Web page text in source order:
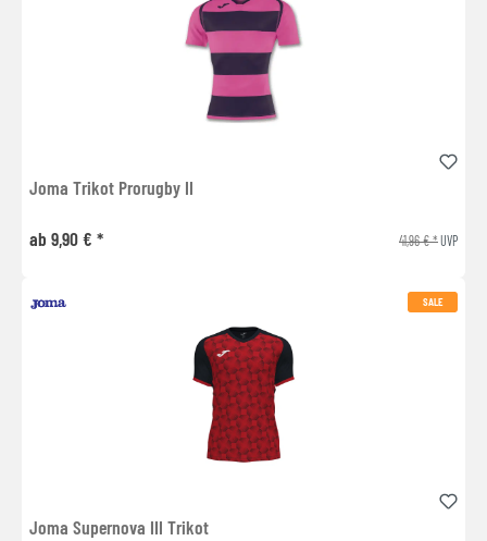
Joma Trikot Prorugby II
ab 9,90 € * 41,96 € *UVP
SALE
Joma Supernova III Trikot